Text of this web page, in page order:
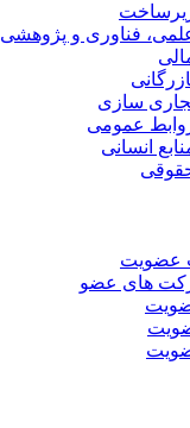
فناوری و پژوهشی
سازی
عمومی
انسانی
عضویت
های عضو